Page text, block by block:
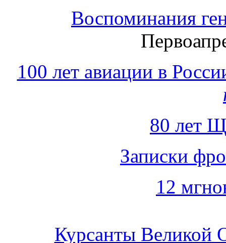
Воспоминания
100 лет авиации в
80 лет
Записки
12
Курсанты Великой